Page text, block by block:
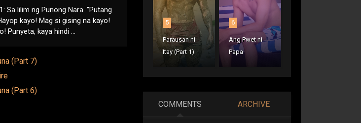
Sa lilim ng Punong Nara. "Putang
kayo! Mag si gising na kayo!
Punyeta, kaya hindi ...
(Part 7)
(Part 6)
5
Parausan ni
Itay (Part 1)
6
Ang Pwet ni
Papa
COMMENTS ARCHIVE